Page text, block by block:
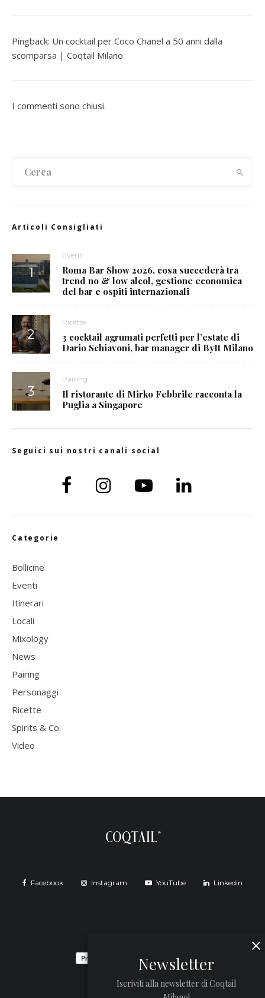
Pingback: Un cocktail per Coco Chanel a 50 anni dalla
scomparsa | Coqtail Milano
I commenti sono chiusi.
Articoli Consigliati
Eventi
Roma Bar Show 2026, cosa succederà tra
trend no & low alcol, gestione economica
del bar e ospiti internazionali
Ricette
3 cocktail agrumati perfetti per l’estate di
Dario Schiavoni, bar manager di ByIt Milano
Pairing
Il ristorante di Mirko Febbrile racconta la
Puglia a Singapore
Seguici sui nostri canali social
Categorie
Bollicine
Eventi
Itinerari
Locali
Mixology
News
Pairing
Personaggi
Ricette
Spirits & Co.
Video
Facebook Instagram YouTube Linkedin
Newsletter
Iscriviti alla newsletter di Coqtail